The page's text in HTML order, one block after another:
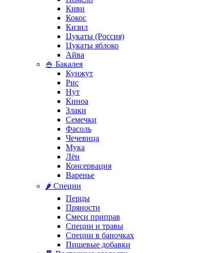
Киви
Кокос
Кизил
Цукаты (Россия)
Цукаты яблоко
Айва
🍚 Бакалея
Кунжут
Рис
Нут
Киноа
Злаки
Семечки
Фасоль
Чечевица
Мука
Лён
Консервация
Варенье
🌶️ Специи
Перцы
Пряности
Смеси приправ
Специи и травы
Специи в баночках
Пищевые добавки